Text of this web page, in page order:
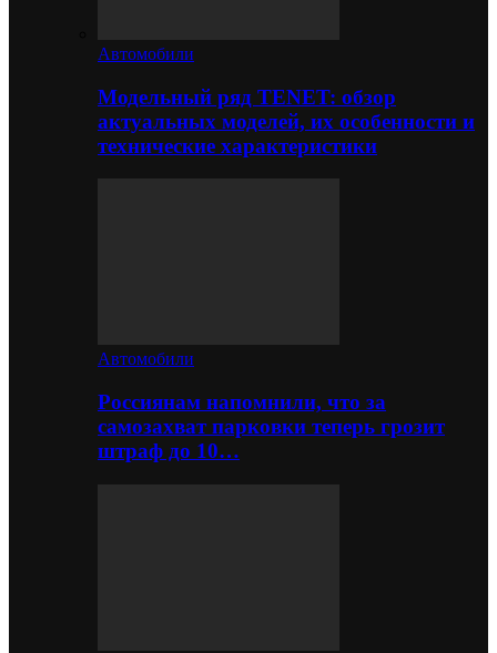
Автомобили
Модельный ряд TENET: обзор
актуальных моделей, их особенности и
технические характеристики
Автомобили
Россиянам напомнили, что за
самозахват парковки теперь грозит
штраф до 10…